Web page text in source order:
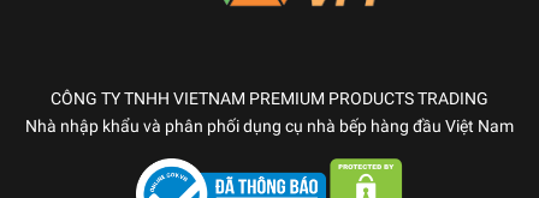
CÔNG TY TNHH VIETNAM PREMIUM PRODUCTS TRADING
Nhà nhập khẩu và phân phối dụng cụ nhà bếp hàng đầu Việt Nam